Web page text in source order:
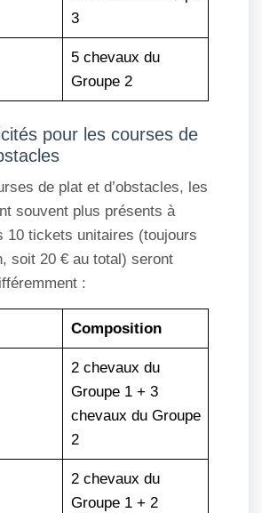
3
5 chevaux du
Groupe 2
pour les courses de
de plat et d’obstacles, les
souvent plus présents à
10 tickets unitaires (toujours
soit 20 € au total) seront
:
Composition
2 chevaux du
Groupe 1 + 3
chevaux du Groupe
2
2 chevaux du
Groupe 1 + 2